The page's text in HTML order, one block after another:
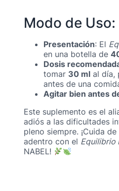
Modo de Uso:
Presentación: El
en una botella de
Dosis
tomar 30 ml al día,
antes de una
Agitar bien antes
Este suplemento es el
adiós a las dificultades
pleno siempre. ¡Cuida
adentro con el Equilibrio
NABEL!